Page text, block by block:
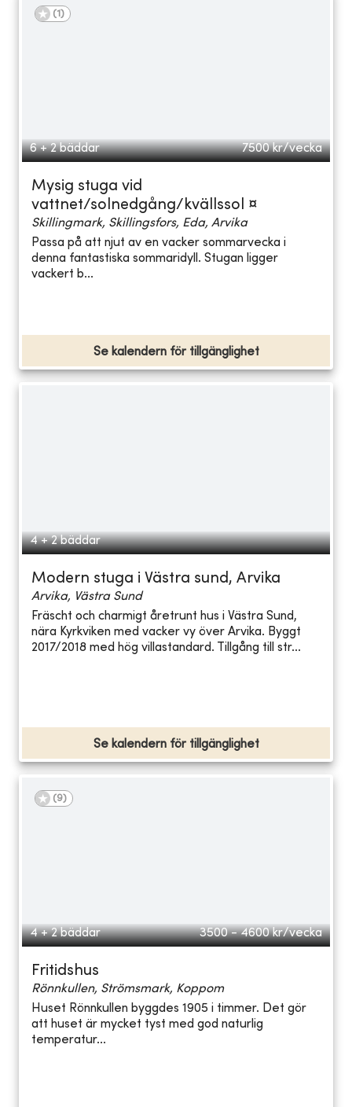
(1 )
6 + 2 bäddar 7500 kr/vecka
Mysig stuga vid
vattnet/solnedgång/kvällssol ¤
Skillingmark, Skillingsfors, Eda, Arvika
Passa på att njut av en vacker sommarvecka i
denna fantastiska sommaridyll. Stugan ligger
vackert b...
Se kalendern för tillgänglighet
4 + 2 bäddar
Modern stuga i Västra sund, Arvika
Arvika, Västra Sund
Fräscht och charmigt åretrunt hus i Västra Sund,
nära Kyrkviken med vacker vy över Arvika. Byggt
2017/2018 med hög villastandard. Tillgång till str...
Se kalendern för tillgänglighet
(9)
4 + 2 bäddar 3500 - 4600 kr/vecka
Fritidshus
Rönnkullen, Strömsmark, Koppom
Huset Rönnkullen byggdes 1905 i timmer. Det gör
att huset är mycket tyst med god naturlig
temperatur...